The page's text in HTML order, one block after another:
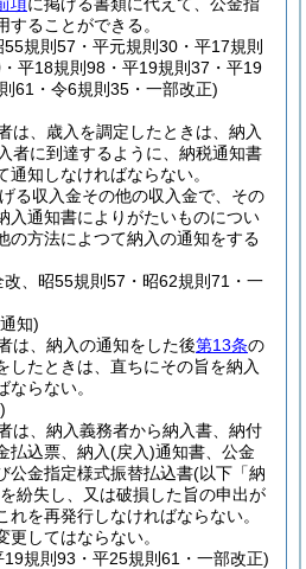
ることができる。
規則57・平元規則30・平17規則
平18規則98・平19規則37・平19
61・令6規則35・一部改正)
は、歳入を調定したときは、納入
者に到達するように、納税通知書
通知しなければならない。
る収入金その他の収入金で、その
入通知書によりがたいものについ
の方法によつて納入の通知をする
、昭55規則57・昭62規則71・一
知)
は、納入の通知をした後第13条の
したときは、直ちにその旨を納入
らない。
は、納入義務者から納入書、納付
払込票、納入(戻入)通知書、公金
公金指定様式振替払込書(以下「納
を紛失し、又は破損した旨の申出が
れを再発行しなければならない。
更してはならない。
規則93・平25規則61・一部改正)